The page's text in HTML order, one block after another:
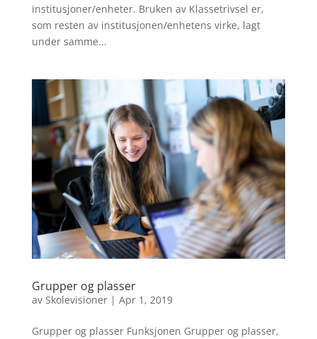
institusjoner/enheter. Bruken av Klassetrivsel er,
som resten av institusjonen/enhetens virke, lagt
under samme...
Grupper og plasser
av Skolevisioner| Apr 1, 2019
Grupper og plasser Funksjonen Grupper og plasser,